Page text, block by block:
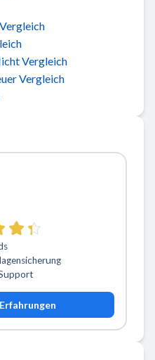
Vergleich
Vergleich